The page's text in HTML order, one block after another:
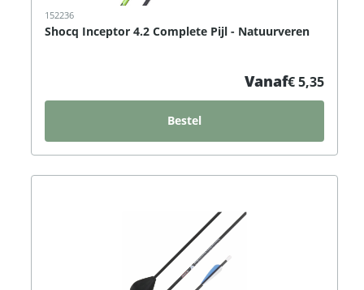
152236
Shocq Inceptor 4.2 Complete Pijl - Natuurveren
Vanaf€ 5,35
Bestel